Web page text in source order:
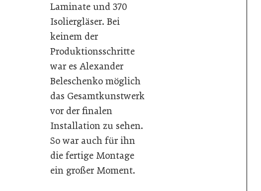
Laminate und 370
Isoliergläser. Bei
keinem der
Produktionsschritte
war es Alexander
Beleschenko möglich
das Gesamtkunstwerk
vor der finalen
Installation zu sehen.
So war auch für ihn
die fertige Montage
ein großer Moment.